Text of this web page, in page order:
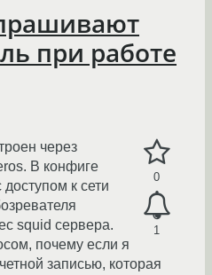
при работе
0
1
через
В конфиге
к сети
squid сервера.
почему если я
записью, которая